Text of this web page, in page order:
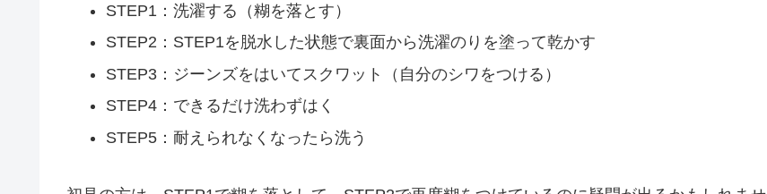
STEP1：洗濯する（糊を落とす）
STEP2：STEP1を脱水した状態で裏面から洗濯のりを塗って乾かす
STEP3：ジーンズをはいてスクワット（自分のシワをつける）
STEP4：できるだけ洗わずはく
STEP5：耐えられなくなったら洗う